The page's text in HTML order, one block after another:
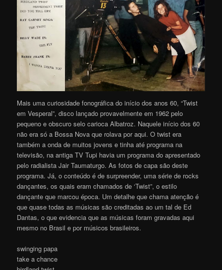
Mais uma curiosidade fonográfica do início dos anos 60, “Twist
em Vesperal”, disco lançado provavelmente em 1962 pelo
pequeno e obscuro selo carioca Albatroz. Naquele início dos 60
não era só a Bossa Nova que rolava por aqui. O twist era
também a onda de muitos jovens e tinha até programa na
televisão, na antiga TV Tupi havia um programa do apresentado
pelo radialista Jair Taumaturgo. As fotos de capa são deste
programa. Já, o conteúdo é de surpreender, uma série de rocks
dançantes, os quais eram chamados de ‘Twist”, o estilo
dançante que marcou época. Um detalhe que chama atenção é
que quase todas as músicas são creditadas ao um tal de Ed
Dantas, o que evidencia que as músicas foram gravadas aqui
mesmo no Brasil e por músicos brasileiros.
swinging papa
take a chance